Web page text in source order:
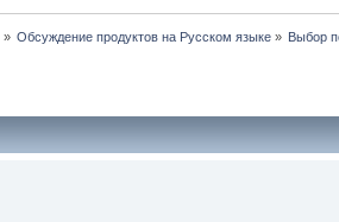
» Обсуждение продуктов на Русском языке » Выбор